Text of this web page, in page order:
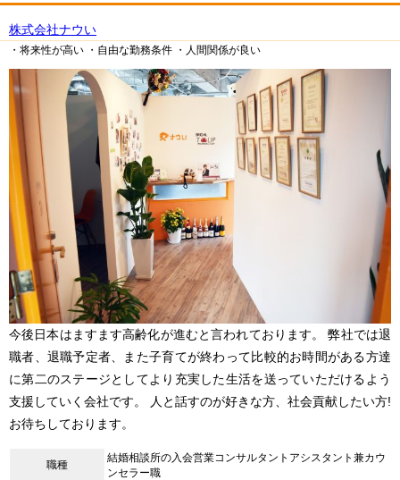
株式会社ナウい
・将来性が高い ・自由な勤務条件 ・人間関係が良い
今後日本はますます高齢化が進むと言われております。 弊社では退
職者、退職予定者、また子育てが終わって比較的お時間がある方達
に第二のステージとしてより充実した生活を送っていただけるよう
支援していく会社です。 人と話すのが好きな方、社会貢献したい方!
お待ちしております。
職種
結婚相談所の入会営業コンサルタントアシスタント兼カウ
ンセラー職